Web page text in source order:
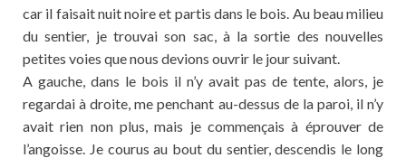
car il faisait nuit noire et partis dans le bois. Au beau milieu
du sentier, je trouvai son sac, à la sortie des nouvelles
petites voies que nous devions ouvrir le jour suivant.
A gauche, dans le bois il n’y avait pas de tente, alors, je
regardai à droite, me penchant au-dessus de la paroi, il n’y
avait rien non plus, mais je commençais à éprouver de
l’angoisse. Je courus au bout du sentier, descendis le long